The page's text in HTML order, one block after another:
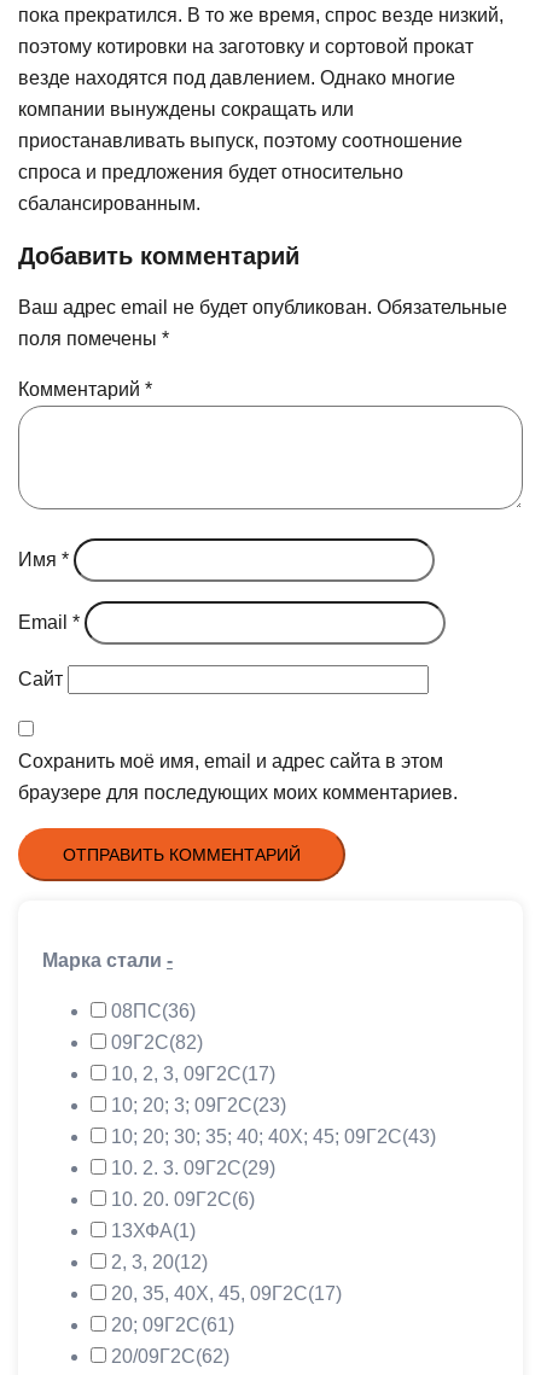
пока прекратился. В то же время, спрос везде низкий,
поэтому котировки на заготовку и сортовой прокат
везде находятся под давлением. Однако многие
компании вынуждены сокращать или
приостанавливать выпуск, поэтому соотношение
спроса и предложения будет относительно
сбалансированным.
Добавить комментарий
Ваш адрес email не будет опубликован. Обязательные
поля помечены *
Комментарий *
Имя *
Email *
Сайт
Сохранить моё имя, email и адрес сайта в этом
браузере для последующих моих комментариев.
Марка стали -
08ПС(36)
09Г2С(82)
10, 2, 3, 09Г2С(17)
10; 20; 3; 09Г2С(23)
10; 20; 30; 35; 40; 40Х; 45; 09Г2С(43)
10. 2. 3. 09Г2С(29)
10. 20. 09Г2С(6)
13ХФА(1)
2, 3, 20(12)
20, 35, 40Х, 45, 09Г2С(17)
20; 09Г2С(61)
20/09Г2С(62)